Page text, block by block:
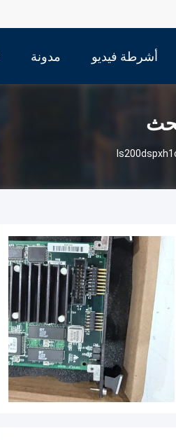
أشرطة فيديو مدونة